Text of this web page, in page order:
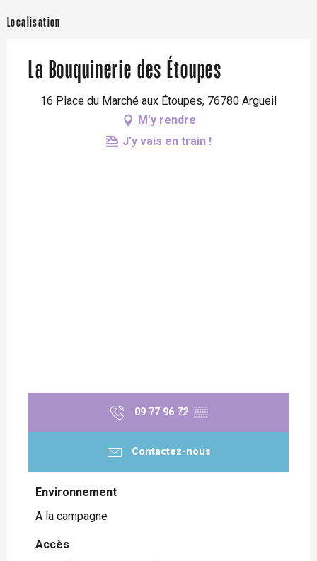
Localisation
La Bouquinerie des Étoupes
16 Place du Marché aux Étoupes, 76780 Argueil
M'y rendre
J'y vais en train !
09 77 96 72 ▒▒
Contactez-nous
Environnement
Environnement
A la campagne
Accès
Accès